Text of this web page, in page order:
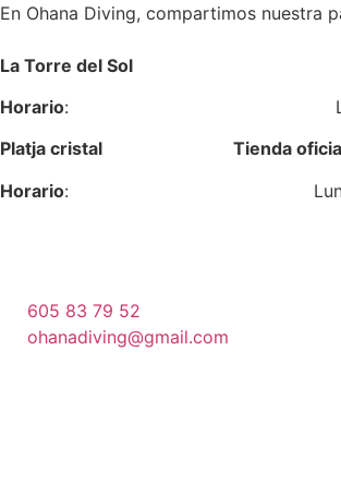
En Ohana Diving, compartimos nuestra
La Torre del Sol
Horario: Lunes a
Platja cristal Tienda oficial
Horario: Lunes a
605 83 79 52
ohanadiving@gmail.com